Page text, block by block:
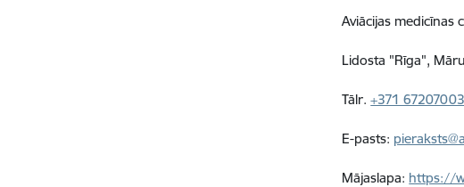
Aviācijas medicīnas
Lidosta "Rīga",
Tālr.+371 67207003
E-pasts:
Mājaslapa: https://